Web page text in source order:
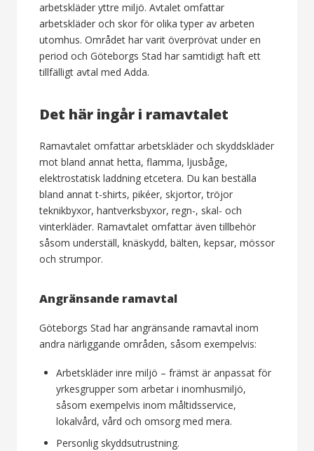
arbetskläder yttre miljö. Avtalet omfattar
arbetskläder och skor för olika typer av arbeten
utomhus. Området har varit överprövat under en
period och Göteborgs Stad har samtidigt haft ett
tillfälligt avtal med Adda.
Det här ingår i ramavtalet
Ramavtalet omfattar arbetskläder och skyddskläder
mot bland annat hetta, flamma, ljusbåge,
elektrostatisk laddning etcetera. Du kan beställa
bland annat t-shirts, pikéer, skjortor, tröjor
teknikbyxor, hantverksbyxor, regn-, skal- och
vinterkläder. Ramavtalet omfattar även tillbehör
såsom underställ, knäskydd, bälten, kepsar, mössor
och strumpor.
Angränsande ramavtal
Göteborgs Stad har angränsande ramavtal inom
andra närliggande områden, såsom exempelvis:
Arbetskläder inre miljö – främst är anpassat för
yrkesgrupper som arbetar i inomhusmiljö,
såsom exempelvis inom måltidsservice,
lokalvård, vård och omsorg med mera.
Personlig skyddsutrustning.